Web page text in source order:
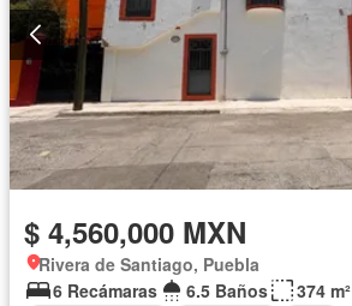
$ 4,560,000 MXN
Rivera de Santiago, Puebla
6 Recámaras
6.5 Baños
374 m²